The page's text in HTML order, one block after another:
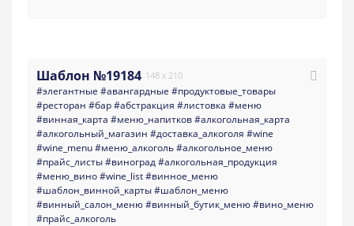
Шаблон №19184 148 x 210
#элегантные #авангардные #продуктовые_товары
#ресторан #бар#абстракция #листовка #меню
#винная_карта #меню_напитков#алкогольная_карта
#алкогольный_магазин #доставка_алкоголя #wine
#wine_menu#меню_алкоголь#алкогольное_меню
#прайс_листы#виноград#алкогольная_продукция
#меню_вино#wine_list#винное_меню
#шаблон_винной_карты#шаблон_меню
#винный_салон_меню#винный_бутик_меню#вино_меню
#прайс_алкоголь